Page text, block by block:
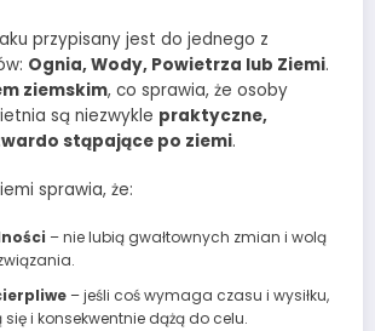
przypisany jest do jednego z
Ognia, Wody, Powietrza lub Ziemi.
ziemskim, co sprawia, że osoby
są niezwykle praktyczne,
stąpające po ziemi.
sprawia, że:
– nie lubią gwałtownych zmian i wolą
– jeśli coś wymaga czasu i wysiłku,
i konsekwentnie dążą do celu.